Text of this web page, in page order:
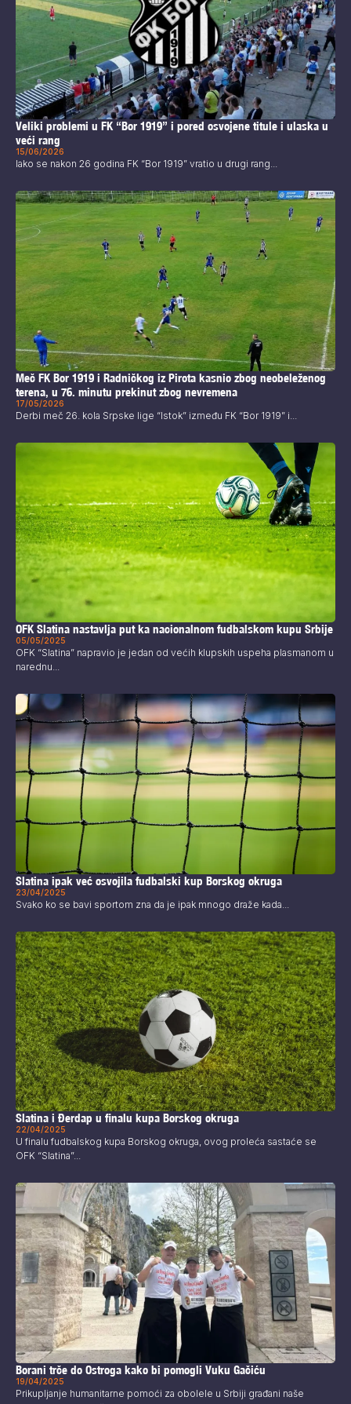
Veliki problemi u FK “Bor 1919” i pored osvojene titule i ulaska u
veći rang
15/06/2026
Iako se nakon 26 godina FK “Bor 1919” vratio u drugi rang...
Meč FK Bor 1919 i Radničkog iz Pirota kasnio zbog neobeleženog
terena, u 76. minutu prekinut zbog nevremena
17/05/2026
Derbi meč 26. kola Srpske lige “Istok” između FK “Bor 1919” i...
OFK Slatina nastavlja put ka nacionalnom fudbalskom kupu Srbije
05/05/2025
OFK “Slatina” napravio je jedan od većih klupskih uspeha plasmanom u
narednu...
Slatina ipak već osvojila fudbalski kup Borskog okruga
23/04/2025
Svako ko se bavi sportom zna da je ipak mnogo draže kada...
Slatina i Đerdap u finalu kupa Borskog okruga
22/04/2025
U finalu fudbalskog kupa Borskog okruga, ovog proleća sastaće se
OFK “Slatina”...
Borani trče do Ostroga kako bi pomogli Vuku Gačiću
19/04/2025
Prikupljanje humanitarne pomoći za obolele u Srbiji građani naše